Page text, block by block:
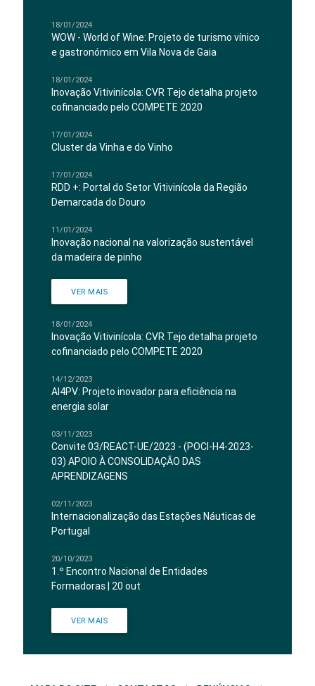
18/01/2024
WOW - World of Wine: Projeto de turismo vínico
e gastronómico em Vila Nova de Gaia
18/01/2024
Inovação Vitivinícola: CVR Tejo detalha projeto
cofinanciado pelo COMPETE 2020
17/01/2024
Cluster da Vinha e do Vinho
17/01/2024
RDD +: Portal do Setor Vitivinícola da Região
Demarcada do Douro
11/01/2024
Inovação nacional na valorização sustentável
da madeira de pinho
VER MAIS
18/01/2024
Inovação Vitivinícola: CVR Tejo detalha projeto
cofinanciado pelo COMPETE 2020
14/12/2023
AI4PV: Projeto inovador para eficiência na
energia solar
03/11/2023
Convite 03/REACT-UE/2023 - (POCI-H4-2023-
03) APOIO À CONSOLIDAÇÃO DAS
APRENDIZAGENS
02/11/2023
Internacionalização das Estações Náuticas de
Portugal
20/10/2023
1.º Encontro Nacional de Entidades
Formadoras | 20 out
VER MAIS